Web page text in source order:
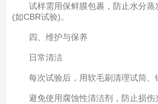
试样需用保鲜膜包裹，防止水分蒸
(如CBR试验)。
四、维护与保养
日常清洁
每次试验后，用软毛刷清理试筒、
避免使用腐蚀性清洁剂，防止损伤